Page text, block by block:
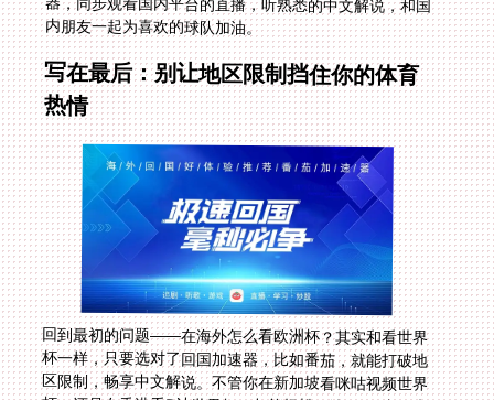
内朋友一起为喜欢的球队加油。
写在最后：别让地区限制挡住你的体育
热情
回到最初的问题——在海外怎么看欧洲杯？其实和看世界
杯一样，只要选对了回国加速器，比如番茄，就能打破地
区限制，畅享中文解说。不管你在新加坡看咪咕视频世界
杯，还是在香港看B站世界杯，都能轻松解决“仅限中国大
陆”的问题。下次遇到地区限制的提示，别再无奈关掉页